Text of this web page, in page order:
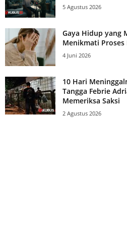
5 Agustus 2026
Gaya Hidup yang
Menikmati Proses
4 Juni 2026
10 Hari
Tangga Febrie
Memeriksa Saksi
2 Agustus 2026